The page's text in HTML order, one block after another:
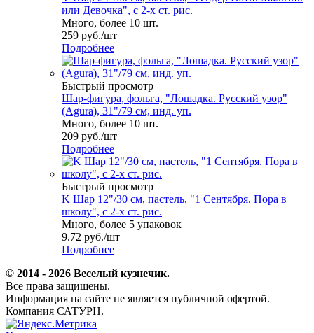
или Девочка", с 2-х ст. рис.
Много, более 10 шт.
259 руб./шт
Подробнее
Быстрый просмотр
Шар-фигура, фольга, "Лошадка. Русский узор"
(Agura), 31"/79 см, инд. уп.
Много, более 10 шт.
209 руб./шт
Подробнее
Быстрый просмотр
K Шар 12"/30 см, пастель, "1 Сентября. Пора в
школу", с 2-х ст. рис.
Много, более 5 упаковок
9.72 руб./шт
Подробнее
© 2014 - 2026 Веселый кузнечик.
Все права защищены.
Информация на сайте не является публичной офертой.
Компания САТУРН.